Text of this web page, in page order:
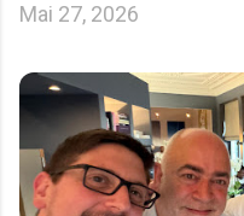
Mai 27, 2026